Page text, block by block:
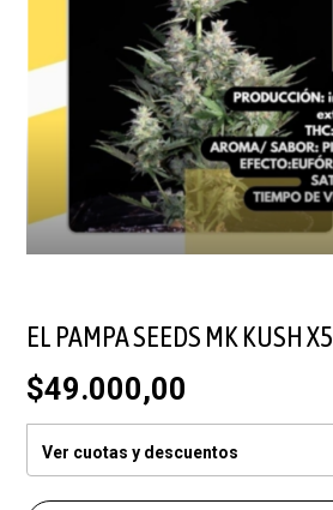
EL PAMPA SEEDS MK KUSH X5
$49.000,00
Ver cuotas y descuentos